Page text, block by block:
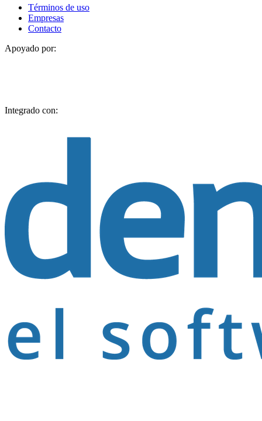
Términos de uso
Empresas
Contacto
Apoyado por:
Integrado con: